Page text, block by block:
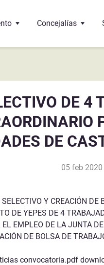
Hermanamiento con Vega de Alatorre (Mexico)
interés
Concejalías
Cultura
Bienestar social
Deportes
Festejos
Medio Ambiente y
DE
DE
05 feb 2020
Y CREACIÓN
DE YEPES DE 4
EL EMPLEO DE LA JUNTA
DE BOLSA DE
convocatoria.pdf